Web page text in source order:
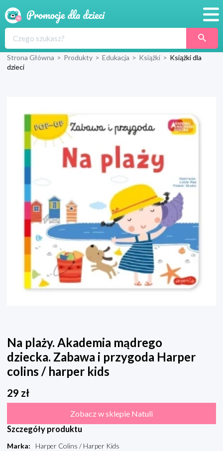
Produkty
Wyprawka
Strona Główna > Produkty > Edukacja > Książki > Książki dla
dzieci
Na plaży. Akademia mądrego
dziecka. Zabawa i przygoda Harper
colins / harper kids
29 zł
Zobacz w sklepie Natuli
Szczegóły produktu
Marka:
Harper Colins / Harper Kids